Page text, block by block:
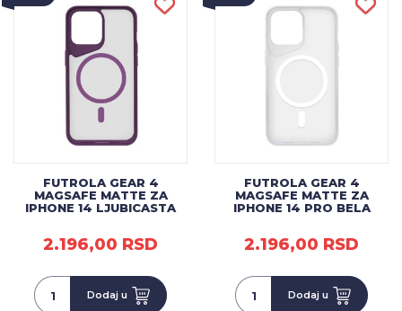
FUTROLA GEAR 4
MAGSAFE MATTE ZA
IPHONE 14 LJUBICASTA
2.196,00 RSD
Dodaj u
FUTROLA GEAR 4
MAGSAFE MATTE ZA
IPHONE 14 PRO BELA
2.196,00 RSD
Dodaj u